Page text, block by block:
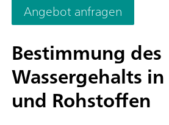
Angebot anfragen
Bestimmung des
Wassergehalts
und Rohstoffen